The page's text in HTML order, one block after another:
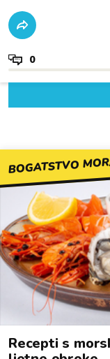
0
BOGATSTVO
Recepti s